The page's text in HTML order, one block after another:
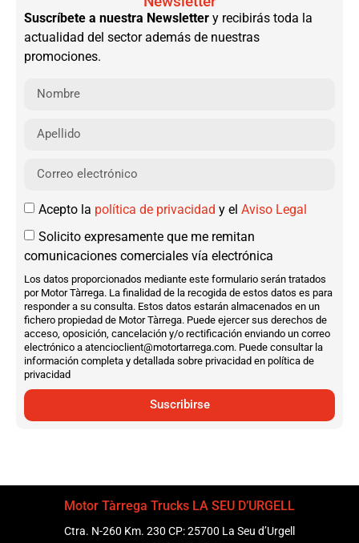
Suscríbete a nuestra Newsletter y recibirás toda la
actualidad del sector además de nuestras
promociones.
Acepto la política de privacidad y el Aviso Legal
Solicito expresamente que me remitan
comunicaciones comerciales vía electrónica
Los datos proporcionados mediante este formulario serán tratados
por Motor Tàrrega. La finalidad de la recogida de estos datos es para
responder a su consulta. Estos datos estarán almacenados en un
fichero propiedad de Motor Tàrrega. Puede ejercer sus derechos de
acceso, oposición, cancelación y/o rectificación enviando un correo
electrónico a atencioclient@motortarrega.com. Puede consultar la
información completa y detallada sobre privacidad en política de
privacidad
Suscribirse
Motor Tàrrega Trucks LA SEU D’URGELL
Ctra. N-260 Km. 230 CP: 25700 La Seu d’Urgell